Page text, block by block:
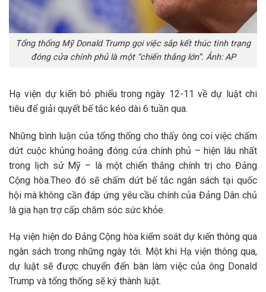
Tổng thống Mỹ Donald Trump gọi việc sắp kết thúc tình trạng
đóng cửa chính phủ là một “chiến thắng lớn”. Ảnh: AP
Hạ viện dự kiến bỏ phiếu trong ngày 12-11 về dự luật chi
tiêu để giải quyết bế tắc kéo dài 6 tuần qua.
Những bình luận của tổng thống cho thấy ông coi việc chấm
dứt cuộc khủng hoảng đóng cửa chính phủ – hiện lâu nhất
trong lịch sử Mỹ – là một chiến thắng chính trị cho Đảng
Cộng hòa.Theo đó sẽ chấm dứt bế tắc ngân sách tại quốc
hội mà không cần đáp ứng yêu cầu chính của Đảng Dân chủ
là gia hạn trợ cấp chăm sóc sức khỏe.
Hạ viện hiện do Đảng Cộng hòa kiểm soát dự kiến thông qua
ngân sách trong những ngày tới. Một khi Hạ viện thông qua,
dự luật sẽ được chuyển đến bàn làm việc của ông Donald
Trump và tổng thống sẽ ký thành luật.